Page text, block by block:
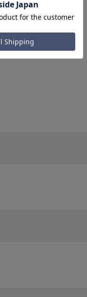
してください。
合は、全サイズ